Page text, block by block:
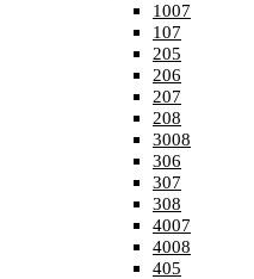
1007
107
205
206
207
208
3008
306
307
308
4007
4008
405